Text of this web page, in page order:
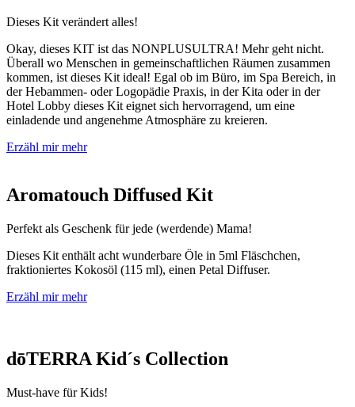
Dieses Kit verändert alles!
Okay, dieses KIT ist das NONPLUSULTRA! Mehr geht nicht.
Überall wo Menschen in gemeinschaftlichen Räumen zusammen
kommen, ist dieses Kit ideal! Egal ob im Büro, im Spa Bereich, in
der Hebammen- oder Logopädie Praxis, in der Kita oder in der
Hotel Lobby dieses Kit eignet sich hervorragend, um eine
einladende und angenehme Atmosphäre zu kreieren.
Erzähl mir mehr
Aromatouch Diffused Kit
Perfekt als Geschenk für jede (werdende) Mama!
Dieses Kit enthält acht wunderbare Öle in 5ml Fläschchen,
fraktioniertes Kokosöl (115 ml), einen Petal Diffuser.
Erzähl mir mehr
dōTERRA Kid´s Collection
Must-have für Kids!